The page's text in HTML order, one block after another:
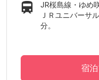
JR桜島線・ゆめ
ＪＲユニバーサ
分。
宿